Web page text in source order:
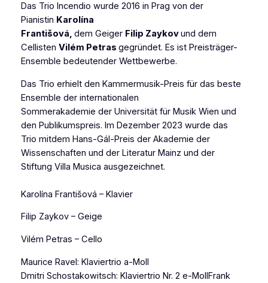
Das Trio Incendio wurde 2016 in Prag von der
Pianistin Karolína
Františová, dem Geiger Filip Zaykovund dem
Cellisten Vilém Petras gegründet. Es ist Preisträger-
Ensemble bedeutender Wettbewerbe.
Das Trio erhielt den Kammermusik-Preis für das beste
Ensemble der internationalen
Sommerakademie der Universität für Musik Wien und
den Publikumspreis. Im Dezember 2023 wurde das
Trio mitdem Hans-Gál-Preis der Akademie der
Wissenschaften und der Literatur Mainz und der
Stiftung Villa Musica ausgezeichnet.
Karolína Františová – Klavier
Filip Zaykov – Geige
Vilém Petras – Cello
Maurice Ravel: Klaviertrio a-Moll
Dmitri Schostakowitsch: Klaviertrio Nr. 2 e-MollFrank